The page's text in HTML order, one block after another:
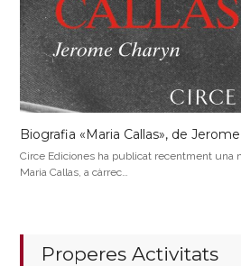
Biografia «Maria Callas», de
Circe Ediciones ha publicat recentment una
Maria Callas, a càrrec…
Properes Activitats